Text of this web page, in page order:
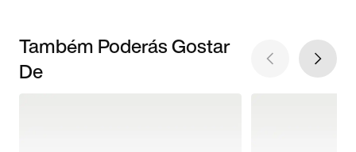
Também Poderás Gostar
De